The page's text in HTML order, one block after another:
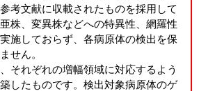
考文献に収載されたものを採用して
株、変異株などへの特異性、網羅性
施しておらず、各病原体の検出を保
せん。
それぞれの増幅領域に対応するよう
したものです。検出対象病原体のゲ